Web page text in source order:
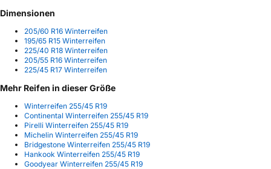
Dimensionen
205/60 R16 Winterreifen
195/65 R15 Winterreifen
225/40 R18 Winterreifen
205/55 R16 Winterreifen
225/45 R17 Winterreifen
Mehr Reifen in dieser Größe
Winterreifen 255/45 R19
Continental Winterreifen 255/45 R19
Pirelli Winterreifen 255/45 R19
Michelin Winterreifen 255/45 R19
Bridgestone Winterreifen 255/45 R19
Hankook Winterreifen 255/45 R19
Goodyear Winterreifen 255/45 R19